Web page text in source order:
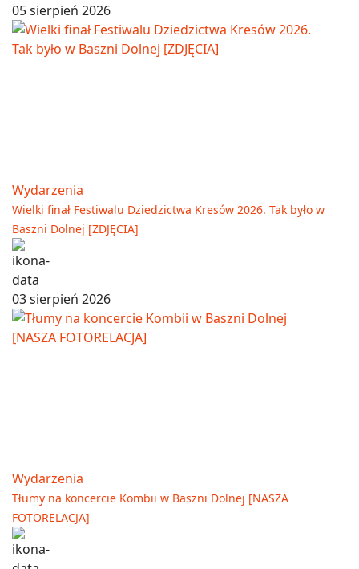
05 sierpień 2026
Wydarzenia
Wielki finał Festiwalu Dziedzictwa Kresów 2026. Tak było w
Baszni Dolnej [ZDJĘCIA]
03 sierpień 2026
Wydarzenia
Tłumy na koncercie Kombii w Baszni Dolnej [NASZA
FOTORELACJA]